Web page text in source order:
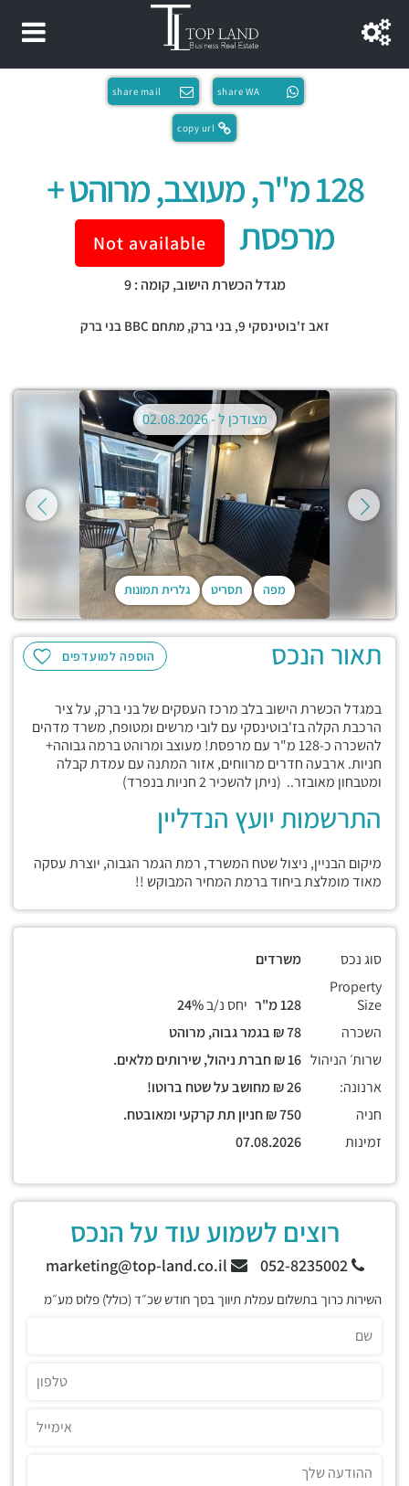
share WA
share mail
copy url
128 מ"ר, מעוצב, מרוהט +
מרפסת
Not available
מגדל הכשרת הישוב, קומה : 9
זאב ז'בוטינסקי 9, בני ברק,מתחם BBC בני ברק
מפה תסריט גלרית תמונות
מצודכן ל -02.08.2026
הוספה למועדפים תאור הנכס
במגדל הכשרת הישוב בלב מרכז העסקים של בני ברק, על ציר
הרכבת הקלה בז'בוטינסקי עם לובי מרשים ומטופח, משרד מדהים
להשכרה כ-128 מ"ר עם מרפסת! מעוצב ומרוהט ברמה גבוהה+
חניות. ארבעה חדרים מרווחים, אזור המתנה עם עמדת קבלה
ומטבחון מאובזר.. (ניתן להשכיר 2 חניות בנפרד)
התרשמות יועץ הנדליין
מיקום הבניין, ניצול שטח המשרד, רמת הגמר הגבוה, יוצרת עסקה
מאוד מומלצת ביחוד ברמת המחיר המבוקש !!
סוג נכס
משרדים
Property
Size
יחס נ/ב
השכרה
שרות׳ הניהול
ארנונה:
חניה
זמינות
רוצים לשמוע עוד על הנכס
052-8235002
השירות כרוך בתשלום עמלת תיווך בסך חודש שכ״ד (כולל) פלוס מע״מ